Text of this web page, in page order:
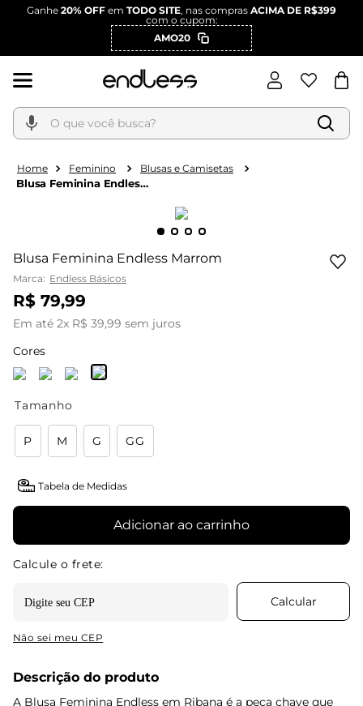
Ganhe 20% OFF em TODO SITE, nas compras ACIMA DE R$399
com o cupom:
AMO20
O que você busca?
Feminino Blusas e Camisetas
Blusa Feminina Endless
Blusa Feminina Endless Marrom
Marca: Endless Básicos
R$ 79,99
Em até 2x R$ 39,99 sem juros
Cores
Tamanho
P M G GG
Tabela de Medidas
Adicionar ao carrinho
Não sei meu CEP
Descrição do produto
A Blusa Feminina Endless em Ribana é a peça chave que